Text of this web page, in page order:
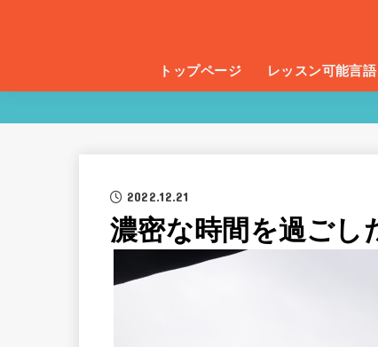
トップページ レッスン可能言語
2022.12.21
濃密な時間を過ごし